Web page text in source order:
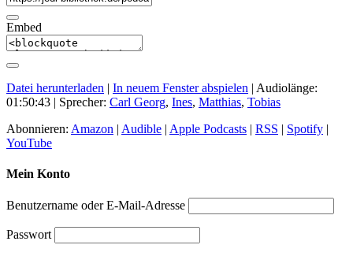
Embed
Datei herunterladen | In neuem Fenster abspielen | Audiolänge:
01:50:43 | Sprecher: Carl Georg, Ines, Matthias, Tobias
Abonnieren: Amazon | Audible | Apple Podcasts | RSS | Spotify |
YouTube
Mein Konto
Benutzername oder E-Mail-Adresse
Passwort